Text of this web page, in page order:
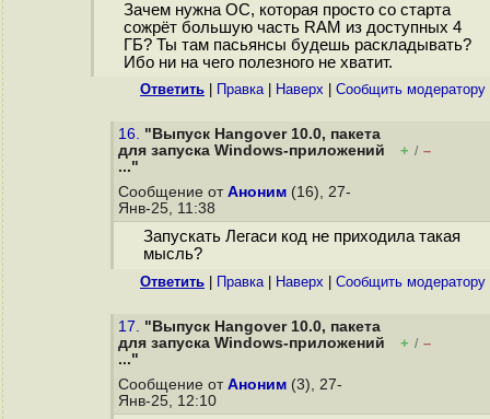
Зачем нужна ОС, которая просто со старта
сожрёт большую часть RAM из доступных 4
ГБ? Ты там пасьянсы будешь раскладывать?
Ибо ни на чего полезного не хватит.
Ответить Правка| Наверх Cообщить модератору
16. "Выпуск Hangover 10.0, пакета
для запуска Windows-приложений
..."
+ / –
Сообщение от Аноним (16), 27-
Янв-25, 11:38
Запускать Легаси код не приходила такая
мысль?
Ответить Правка| Наверх Cообщить модератору
17. "Выпуск Hangover 10.0, пакета
для запуска Windows-приложений
..."
+ / –
Сообщение от Аноним (3), 27-
Янв-25, 12:10